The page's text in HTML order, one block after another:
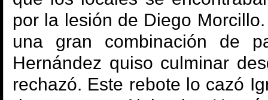
por la lesión de Diego
una gran combinación de
Hernández quiso culminar
rechazó. Este rebote lo cazó